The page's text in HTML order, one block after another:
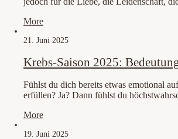
More
21. Juni 2025
Krebs-Saison 2025:
Fühlst du dich bereits etwas emotional
erfüllen? Ja? Dann fühlst du
More
19. Juni 2025